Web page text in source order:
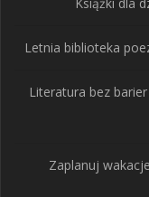
Letnia biblioteka
Literatura bez
Zaplanuj